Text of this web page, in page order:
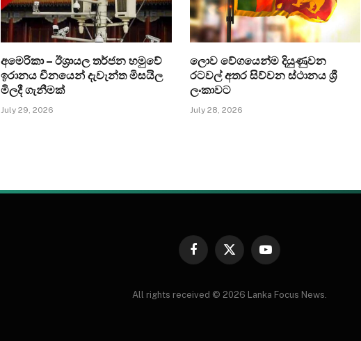
අමෙරිකා – ඊශ්‍රායල තර්ජන හමුවේ
ඉරානය චීනයෙන් දැවැන්ත මිසයිල
මිලදී ගැනීමක්
July 29, 2026
ලොව වේගයෙන්ම දියුණුවන
රටවල් අතර සිව්වන ස්ථානය ශ්‍රී
ලංකාවට
July 28, 2026
Facebook
X
YouTube
All rights received © 2026 Lanka Focus News.